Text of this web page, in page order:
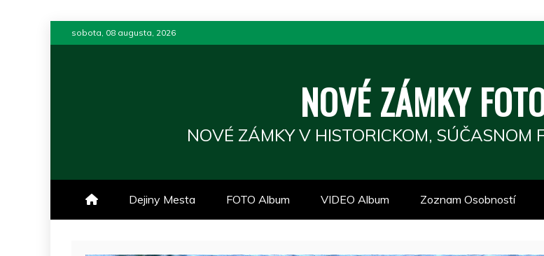
to
sobota, 08 augusta, 2026
NOVÉ ZÁMKY
NOVÉ ZÁMKY V HISTORICKOM, SÚČASNOM
Dejiny Mesta FOTO Album VIDEO Album Zoznam Osobností